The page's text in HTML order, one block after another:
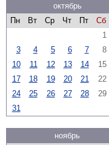
октябрь
Пн
Вт Ср Чт Пт Сб
1
3
4 5 6 7 8
10
11 12 13 14 15
17
18 19 20 21 22
24
25 26 27 28 29
31
ноябрь